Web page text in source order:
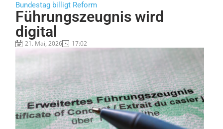
Bundestag billigt Reform
Führungszeugnis wird
digital
21. Mai, 2026 17:02